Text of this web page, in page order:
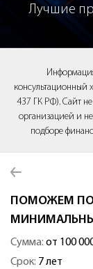
Лучшие
консультационный
437 ГК РФ). Сайт
организацией и
подборе
ПОМОЖЕМ
Сумма: от 100
Срок: 7 лет